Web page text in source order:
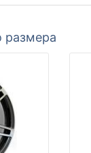
размера